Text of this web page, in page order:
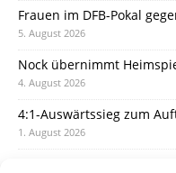
Frauen im DFB-Pokal
5. August 2026
Nock übernimmt
4. August 2026
4:1-Auswärtssieg zum
1. August 2026